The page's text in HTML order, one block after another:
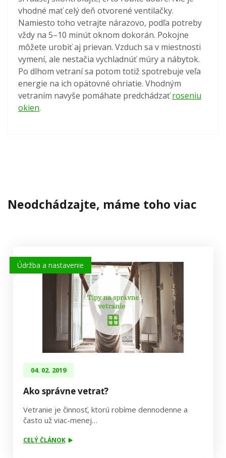
vhodné mať celý deň otvorené ventilačky.
Namiesto toho vetrajte nárazovo, podľa potreby
vždy na 5–10 minút oknom dokorán. Pokojne
môžete urobiť aj prievan. Vzduch sa v miestnosti
vymení, ale nestačia vychladnúť múry a nábytok.
Po dlhom vetraní sa potom totiž spotrebuje veľa
energie na ich opätovné ohriatie. Vhodným
vetraním navyše pomáhate predchádzaťroseniu
okien.
Neodchádzajte, máme toho viac
Údržba a nastavenie
04. 02. 2019
Ako správne vetrať?
Vetranie je činnosť, ktorú robíme dennodenne a
často už viac-menej…
CELÝ ČLÁNOK